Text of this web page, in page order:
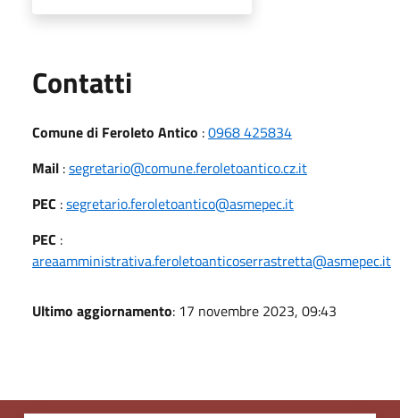
Contatti
Comune di Feroleto Antico :0968 425834
Mail :segretario@comune.feroletoantico.cz.it
PEC :segretario.feroletoantico@asmepec.it
PEC :
areaamministrativa.feroletoanticoserrastretta@asmepec.it
Ultimo aggiornamento: 17 novembre 2023, 09:43